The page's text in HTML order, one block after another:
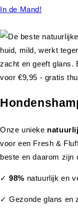
In de Mand!
Onze unieke
voor een Fresh &
beste en daarom zijn
✓98% natuurlijk en
✓ Gezonde glans en